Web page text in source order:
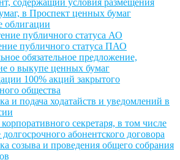
содержащий условия размещения
в Проспект ценных бумаг
облигации
публичного статуса АО
публичного статуса ПАО
обязательное предложение,
о выкупе ценных бумаг
100% акций закрытого
общества
и подача ходатайств и уведомлений в
секретаря, в том числе
абонентского договора
созыва и проведения общего собрания